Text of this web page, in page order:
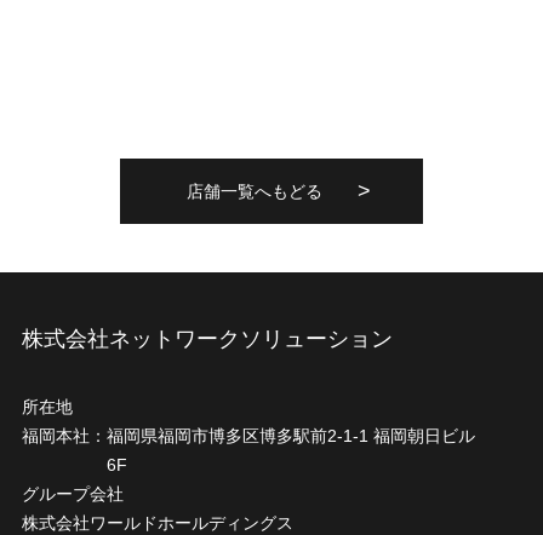
店舗一覧へもどる
株式会社ネットワークソリューション
所在地
福岡本社： 福岡県福岡市博多区博多駅前2-1-1 福岡朝日ビル
6F
グループ会社
株式会社ワールドホールディングス